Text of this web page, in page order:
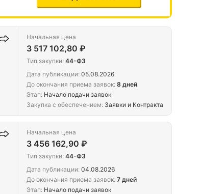
Начальная цена
3 517 102,80 ₽
Тип закупки: 44-ФЗ
Дата публикации: 05.08.2026
До окончания приема заявок: 8 дней
Этап: Начало подачи заявок
Закупка с обеспечением: Заявки и Контракта
Начальная цена
3 456 162,90 ₽
Тип закупки: 44-ФЗ
Дата публикации: 04.08.2026
До окончания приема заявок: 7 дней
Этап: Начало подачи заявок